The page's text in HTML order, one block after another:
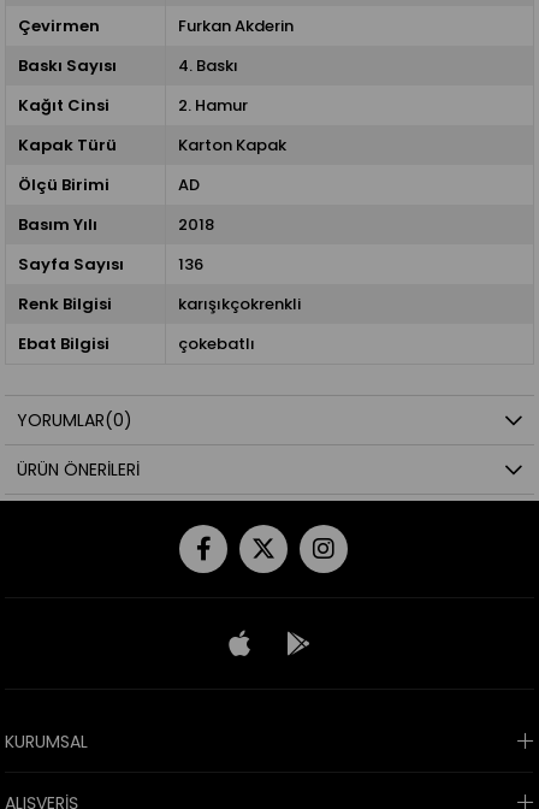
Çevirmen
Furkan Akderin
Baskı Sayısı
4. Baskı
Kağıt Cinsi
2. Hamur
Kapak Türü
Karton Kapak
Ölçü Birimi
AD
Basım Yılı
2018
Sayfa Sayısı
136
Renk Bilgisi
karışıkçokrenkli
Ebat Bilgisi
çokebatlı
YORUMLAR(0)
ÜRÜN ÖNERILERI
KURUMSAL
ALIŞVERİŞ